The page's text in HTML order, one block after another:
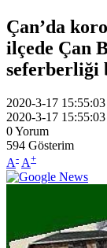
Çan’da
ilçede Çan
seferberliği
2020-3-17 15:55:03
2020-3-17 15:55:03
0Yorum
594 Gösterim
A- A+